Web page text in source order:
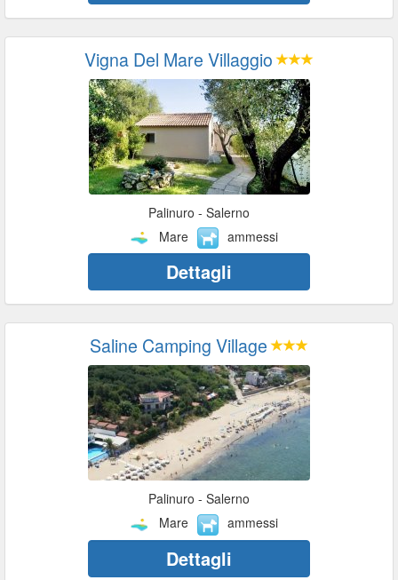
Vigna Del Mare Villaggio
Palinuro - Salerno
Mare
ammessi
Dettagli
Saline Camping Village
Palinuro - Salerno
Mare
ammessi
Dettagli